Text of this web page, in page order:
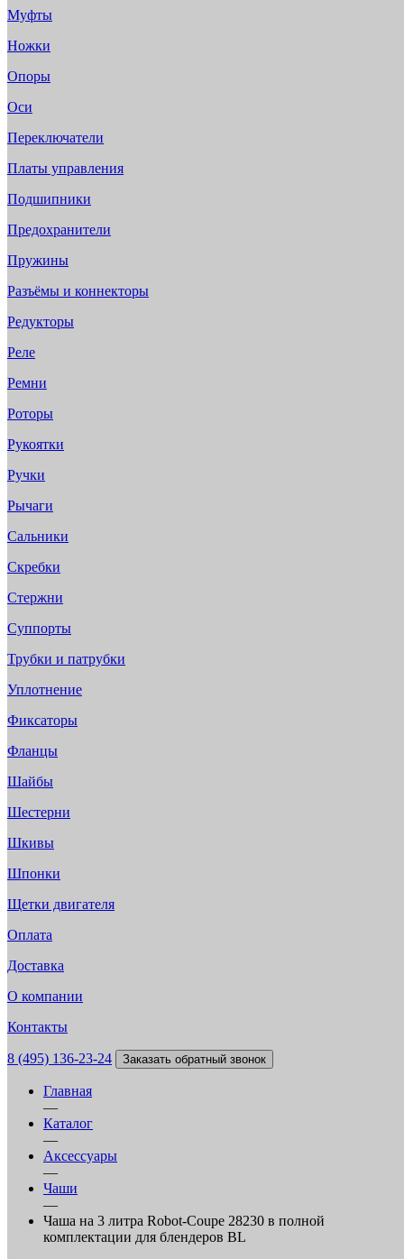
Муфты
Ножки
Опоры
Оси
Переключатели
Платы управления
Подшипники
Предохранители
Пружины
Разъёмы и коннекторы
Редукторы
Реле
Ремни
Роторы
Рукоятки
Ручки
Рычаги
Сальники
Скребки
Стержни
Суппорты
Трубки и патрубки
Уплотнение
Фиксаторы
Фланцы
Шайбы
Шестерни
Шкивы
Шпонки
Щетки двигателя
Оплата
Доставка
О компании
Контакты
8 (495) 136-23-24 Заказать обратный звонок
Главная
—
Каталог
—
Аксессуары
—
Чаши
—
Чаша на 3 литра Robot-Coupe 28230 в полной
комплектации для блендеров BL